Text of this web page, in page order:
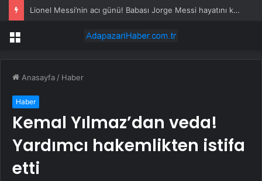
Lionel Messi’nin acı günü! Babası Jorge Messi hayatını kaybetti
Menü
Anasayfa / Haber
Haber
Kemal Yılmaz’dan veda!
Yardımcı hakemlikten istifa
etti